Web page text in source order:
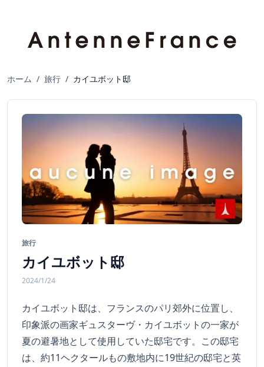
ホーム / 旅行 / カイユボット邸
旅行
カイユボット邸
2024/1/24
カイユボット邸は、フランスのパリ郊外に位置し、
印象派の画家ギュスターヴ・カイユボットの一家が
夏の避暑地として使用していた邸宅です。この邸宅
は、約11ヘクタールもの敷地内に19世紀の邸宅と英